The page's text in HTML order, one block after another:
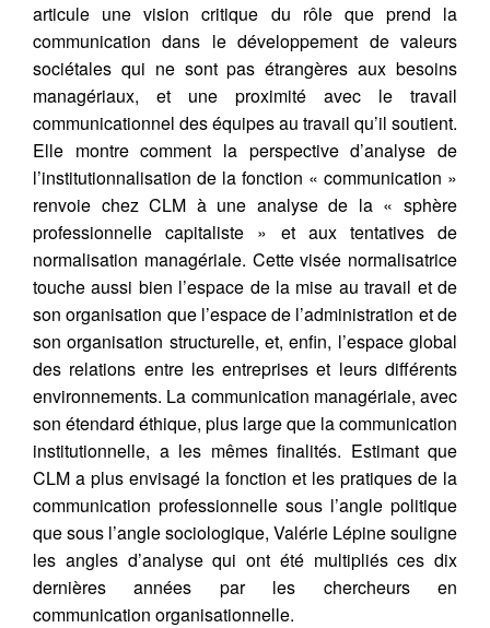
articule une vision critique du rôle que prend la
communication dans le développement de valeurs
sociétales qui ne sont pas étrangères aux besoins
managériaux, et une proximité avec le travail
communicationnel des équipes au travail qu’il soutient.
Elle montre comment la perspective d’analyse de
l’institutionnalisation de la fonction « communication »
renvoie chez CLM à une analyse de la « sphère
professionnelle capitaliste » et aux tentatives de
normalisation managériale. Cette visée normalisatrice
touche aussi bien l’espace de la mise au travail et de
son organisation que l’espace de l’administration et de
son organisation structurelle, et, enfin, l’espace global
des relations entre les entreprises et leurs différents
environnements. La communication managériale, avec
son étendard éthique, plus large que la communication
institutionnelle, a les mêmes finalités. Estimant que
CLM a plus envisagé la fonction et les pratiques de la
communication professionnelle sous l’angle politique
que sous l’angle sociologique, Valérie Lépine souligne
les angles d’analyse qui ont été multipliés ces dix
dernières années par les chercheurs en
communication organisationnelle.